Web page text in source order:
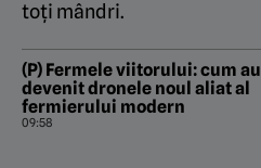
toți mândri.
(P) Fermele viitorului: cum au
devenit dronele noul aliat al
fermierului modern
09:58